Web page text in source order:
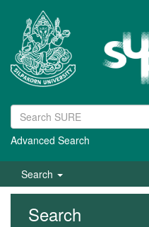
Advanced Search
Search
Search